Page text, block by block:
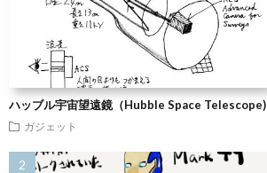
ハッブル宇宙望遠鏡（Hubble Space Telescope)
ガジェット